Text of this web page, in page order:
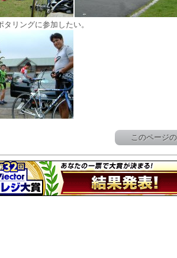
リングに参加したい。
このページ